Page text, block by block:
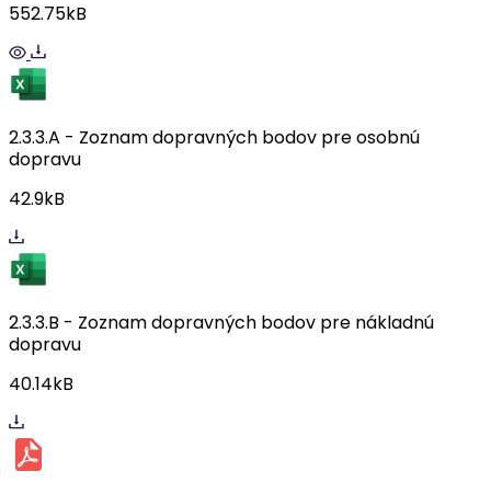
552.75kB
2.3.3.A - Zoznam dopravných bodov pre osobnú
dopravu
42.9kB
2.3.3.B - Zoznam dopravných bodov pre nákladnú
dopravu
40.14kB